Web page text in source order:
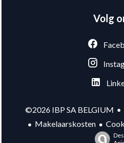
Volg
©2026 IBP SA BELGIUM
Makelaarskosten